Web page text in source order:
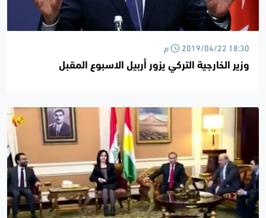
2019/04/22 18:30 م
وزير الخارجية التركي يزور أربيل الاسبوع المقبل